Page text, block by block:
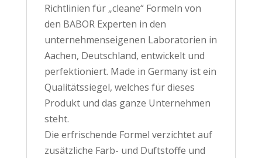
Richtlinien für „cleane“ Formeln von
den BABOR Experten in den
unternehmenseigenen Laboratorien in
Aachen, Deutschland, entwickelt und
perfektioniert. Made in Germany ist ein
Qualitätssiegel, welches für dieses
Produkt und das ganze Unternehmen
steht.
Die erfrischende Formel verzichtet auf
zusätzliche Farb- und Duftstoffe und